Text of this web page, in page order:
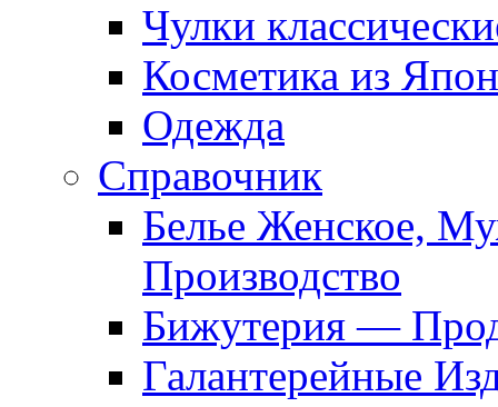
Чулки
Косметика из
Одежда
Справочник
Белье Женское,
Производство
Бижутерия —
Галантерейные